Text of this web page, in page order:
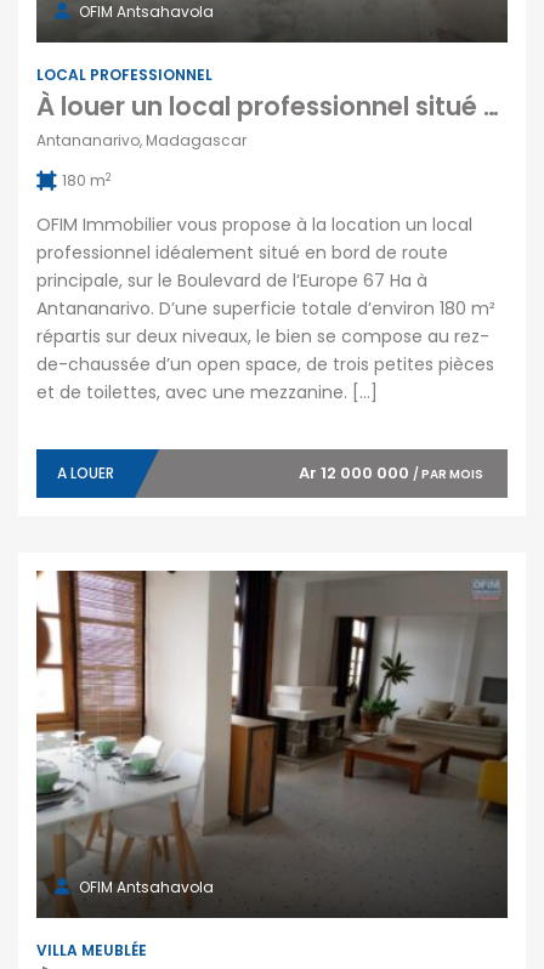
OFIM Antsahavola
LOCAL PROFESSIONNEL
À louer un local professionnel situé en bord de route principale sur le Boulevard de l’Europe 67 Ha à Antananarivo
Antananarivo, Madagascar
180 m2
OFIM Immobilier vous propose à la location un local
professionnel idéalement situé en bord de route
principale, sur le Boulevard de l’Europe 67 Ha à
Antananarivo. D’une superficie totale d’environ 180 m²
répartis sur deux niveaux, le bien se compose au rez-
de-chaussée d’un open space, de trois petites pièces
et de toilettes, avec une mezzanine. […]
A LOUER Ar 12 000 000 / PAR MOIS
OFIM Antsahavola
VILLA MEUBLÉE